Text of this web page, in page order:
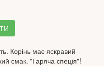
Корінь має яскравий
смак. "Гаряча спеція"!